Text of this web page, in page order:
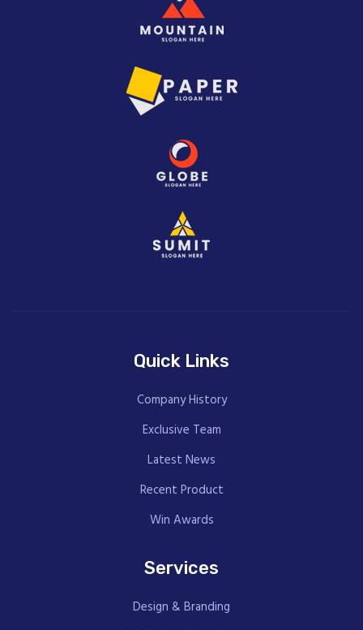
Quick Links
Company History
Exclusive Team
Latest News
Recent Product
Win Awards
Services
Design & Branding